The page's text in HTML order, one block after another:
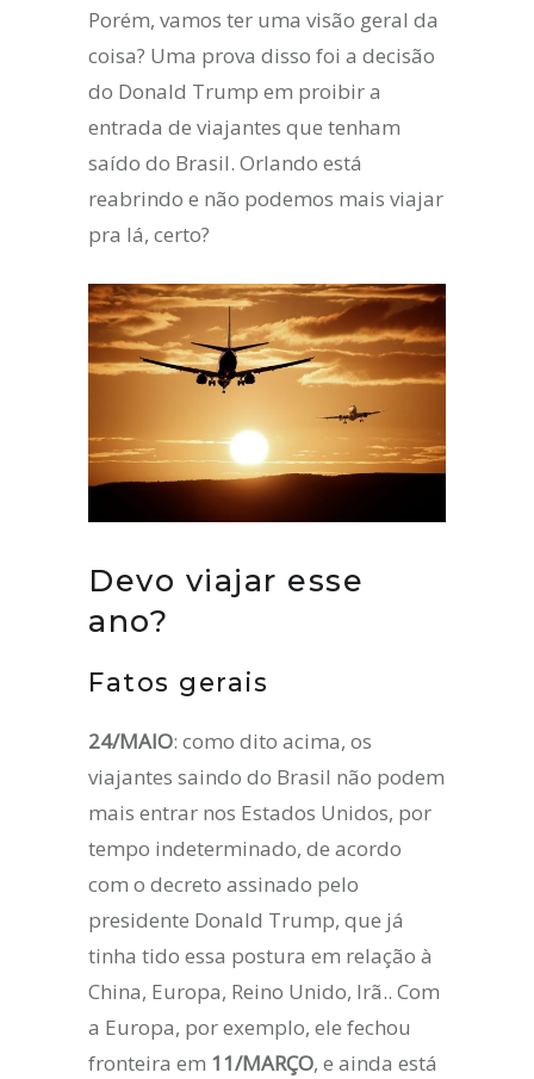
Porém, vamos ter uma visão geral da
coisa? Uma prova disso foi a decisão
do Donald Trump em proibir a
entrada de viajantes que tenham
saído do Brasil. Orlando está
reabrindo e não podemos mais viajar
pra lá, certo?
Devo viajar esse
ano?
Fatos gerais
24/MAIO: como dito acima, os
viajantes saindo do Brasil não podem
mais entrar nos Estados Unidos, por
tempo indeterminado, de acordo
com o decreto assinado pelo
presidente Donald Trump, que já
tinha tido essa postura em relação à
China, Europa, Reino Unido, Irã.. Com
a Europa, por exemplo, ele fechou
fronteira em 11/MARÇO, e ainda está